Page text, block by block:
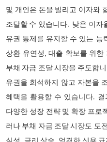
및 개인은 돈을 빌리고 이자와
조달할 수 있습니다. 낮은 이자
유권 통제를 유지할 수 있는 능
상환 유연성, 대출 확보를 위한
부채 자금 조달 시장을 주도합
유권을 희석하지 않고 자본을
혜택을 활용할 수 있습니다.
다양한 성장 전략 및 확장 프로
러나 부채 자금 조달 시장도 도